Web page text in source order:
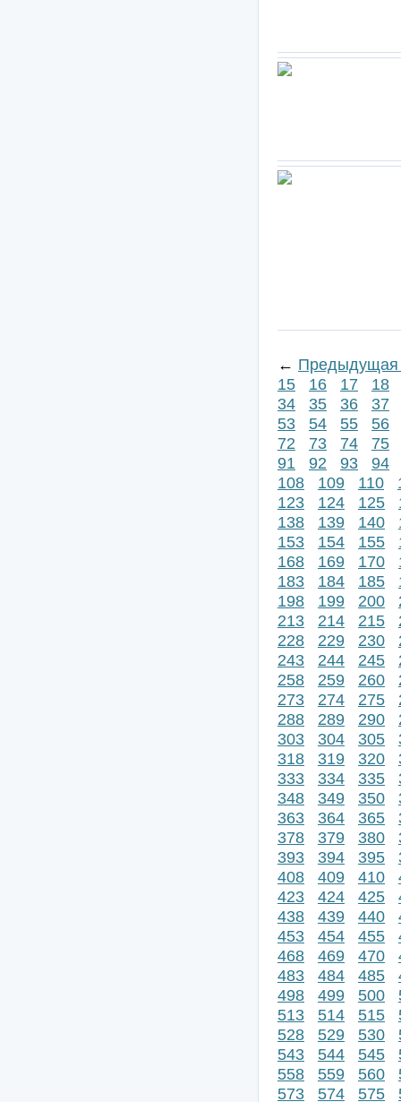
← Предыдущая
15
16 17
18
34
35 36
37
53
54 55
56
72
73 74
75
91
92 93
94
108
109 110
123
124 125
138
139 140
153
154 155
168
169 170
183
184 185
198
199 200
213
214 215
228
229 230
243
244 245
258
259 260
273
274 275
288
289 290
303
304 305
318
319 320
333
334 335
348
349 350
363
364 365
378
379 380
393
394 395
408
409 410
423
424 425
438
439 440
453
454 455
468
469 470
483
484 485
498
499 500
513
514 515
528
529 530
543
544 545
558
559 560
573
574 575